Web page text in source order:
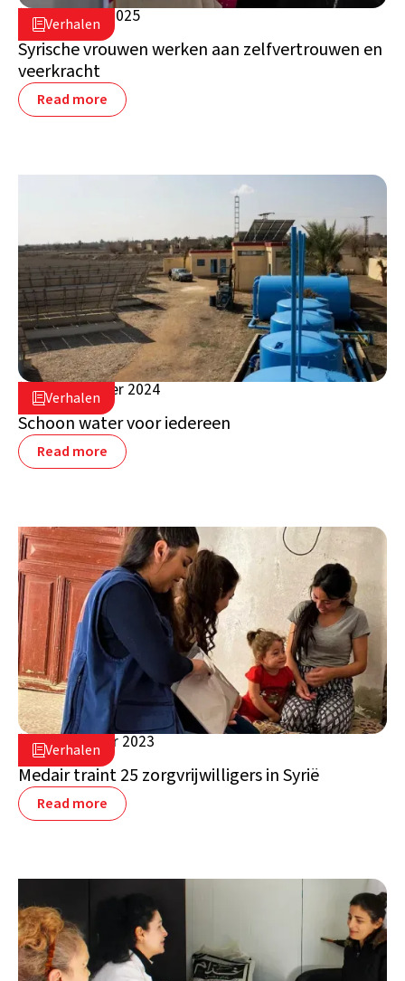
Verhalen
19 februari 2025
Syrië
Syrische vrouwen werken aan zelfvertrouwen en
veerkracht
Read more
Verhalen
30 september 2024
Syrië
Schoon water voor iedereen
Read more
Verhalen
19 november 2023
Syrië
Medair traint 25 zorgvrijwilligers in Syrië
Read more